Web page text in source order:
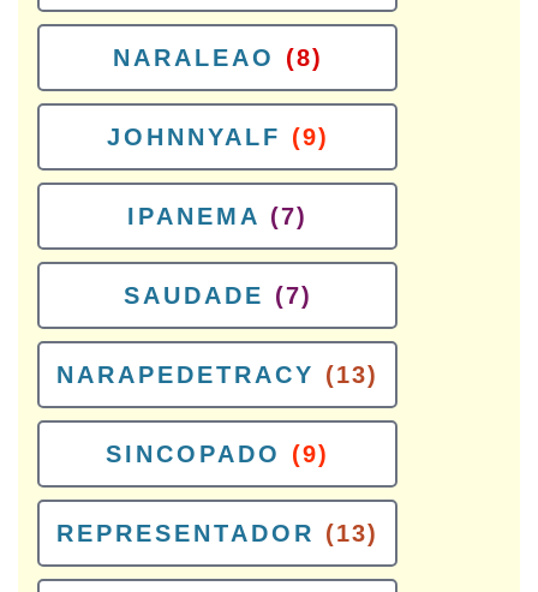
NARALEAO (8)
JOHNNYALF (9)
IPANEMA (7)
SAUDADE (7)
NARAPEDETRACY (13)
SINCOPADO (9)
REPRESENTADOR (13)